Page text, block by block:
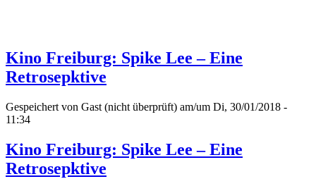
Kino Freiburg: Spike Lee – Eine
Retrosepktive
Gespeichert von Gast (nicht überprüft) am/um Di, 30/01/2018 -
11:34
Kino Freiburg: Spike Lee – Eine
Retrosepktive